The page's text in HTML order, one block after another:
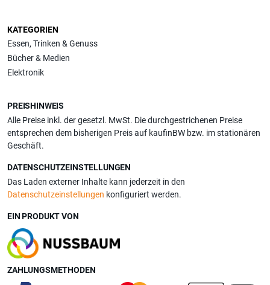
KATEGORIEN
Essen, Trinken & Genuss
Bücher & Medien
Elektronik
PREISHINWEIS
Alle Preise inkl. der gesetzl. MwSt. Die durchgestrichenen Preise
entsprechen dem bisherigen Preis auf kaufinBW bzw. im stationären
Geschäft.
DATENSCHUTZEINSTELLUNGEN
Das Laden externer Inhalte kann jederzeit in den
Datenschutzeinstellungen konfiguriert werden.
EIN PRODUKT VON
ZAHLUNGSMETHODEN